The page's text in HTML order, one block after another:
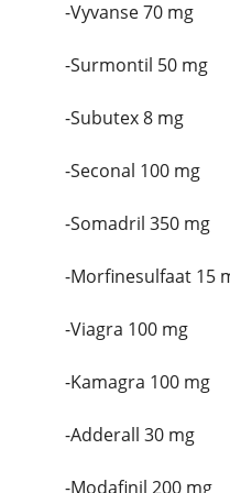
-Vyvanse 70 mg
-Surmontil 50 mg
-Subutex 8 mg
-Seconal 100 mg
-Somadril 350 mg
-Morfinesulfaat 15
-Viagra 100 mg
-Kamagra 100 mg
-Adderall 30 mg
-Modafinil 200 mg